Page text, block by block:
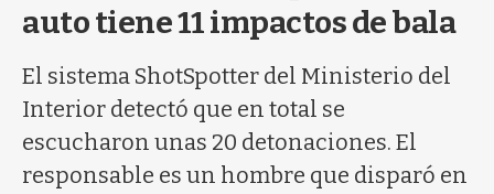
auto tiene 11 impactos de bala
El sistema ShotSpotter del Ministerio del
Interior detectó que en total se
escucharon unas 20 detonaciones. El
responsable es un hombre que disparó en